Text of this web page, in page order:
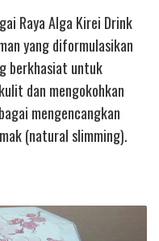
Raya Alga Kirei Drink
yang diformulasikan
berkhasiat untuk
dan mengokohkan
mengencangkan
(natural slimming).